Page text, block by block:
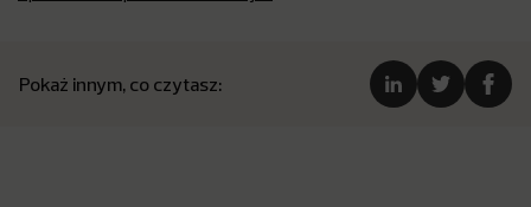
Pokaż innym, co czytasz: